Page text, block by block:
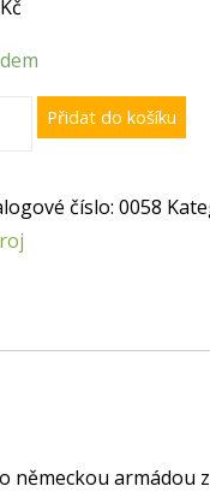
Kč
Přidat do košíku
číslo:0058
armádou